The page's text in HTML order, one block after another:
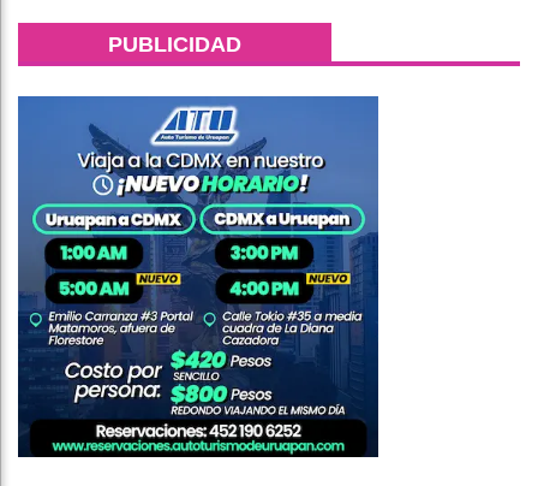
PUBLICIDAD